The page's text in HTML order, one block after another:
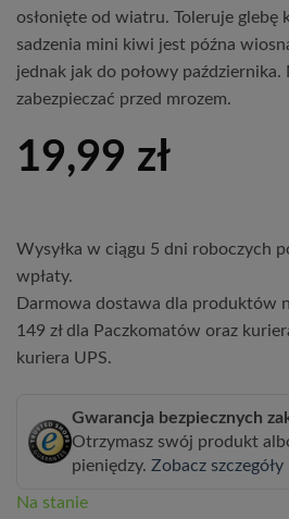
osłonięte od wiatru. Toleruje glebę
sadzenia mini kiwi jest późna
jednak jak do połowy października.
zabezpieczać przed mrozem.
19,99 zł
Wysyłka w ciągu 5 dni roboczych
wpłaty.
Darmowa dostawa dla produktów
149 zł dla Paczkomatów oraz
kuriera UPS.
Gwarancja bezpiecznych
Otrzymasz swój produkt
pieniędzy. Zobacz szczegóły
Na stanie